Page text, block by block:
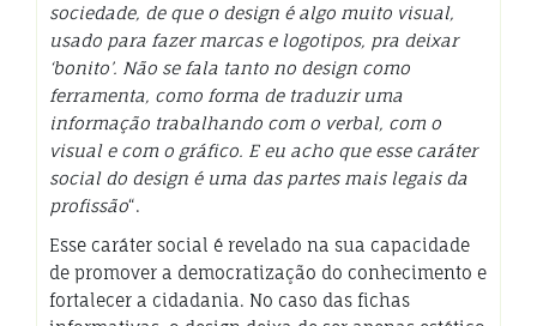
sociedade, de que o design é algo muito visual,
usado para fazer marcas e logotipos, pra deixar
‘bonito’. Não se fala tanto no design como
ferramenta, como forma de traduzir uma
informação trabalhando com o verbal, com o
visual e com o gráfico. E eu acho que esse caráter
social do design é uma das partes mais legais da
profissão“.
Esse caráter social é revelado na sua capacidade
de promover a democratização do conhecimento e
fortalecer a cidadania. No caso das fichas